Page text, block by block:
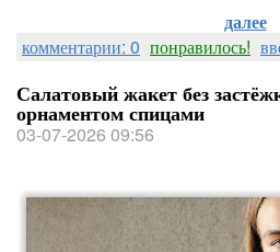
далее
комментарии: 0 понравилось!
Салатовый жакет без
орнаментом спицами
03-07-2026 09:56